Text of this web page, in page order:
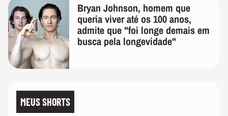
Bryan Johnson, homem que
queria viver até os 100 anos,
admite que "foi longe demais em
busca pela longevidade"
MEUS SHORTS